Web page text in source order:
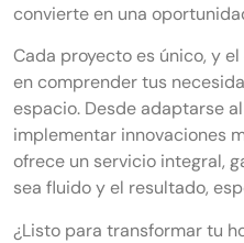
convierte en una
Cada proyecto es único, y
en comprender tus
espacio. Desde adaptarse
implementar innovaciones
ofrece un servicio integral,
sea fluido y el resultado,
¿Listo para transformar tu